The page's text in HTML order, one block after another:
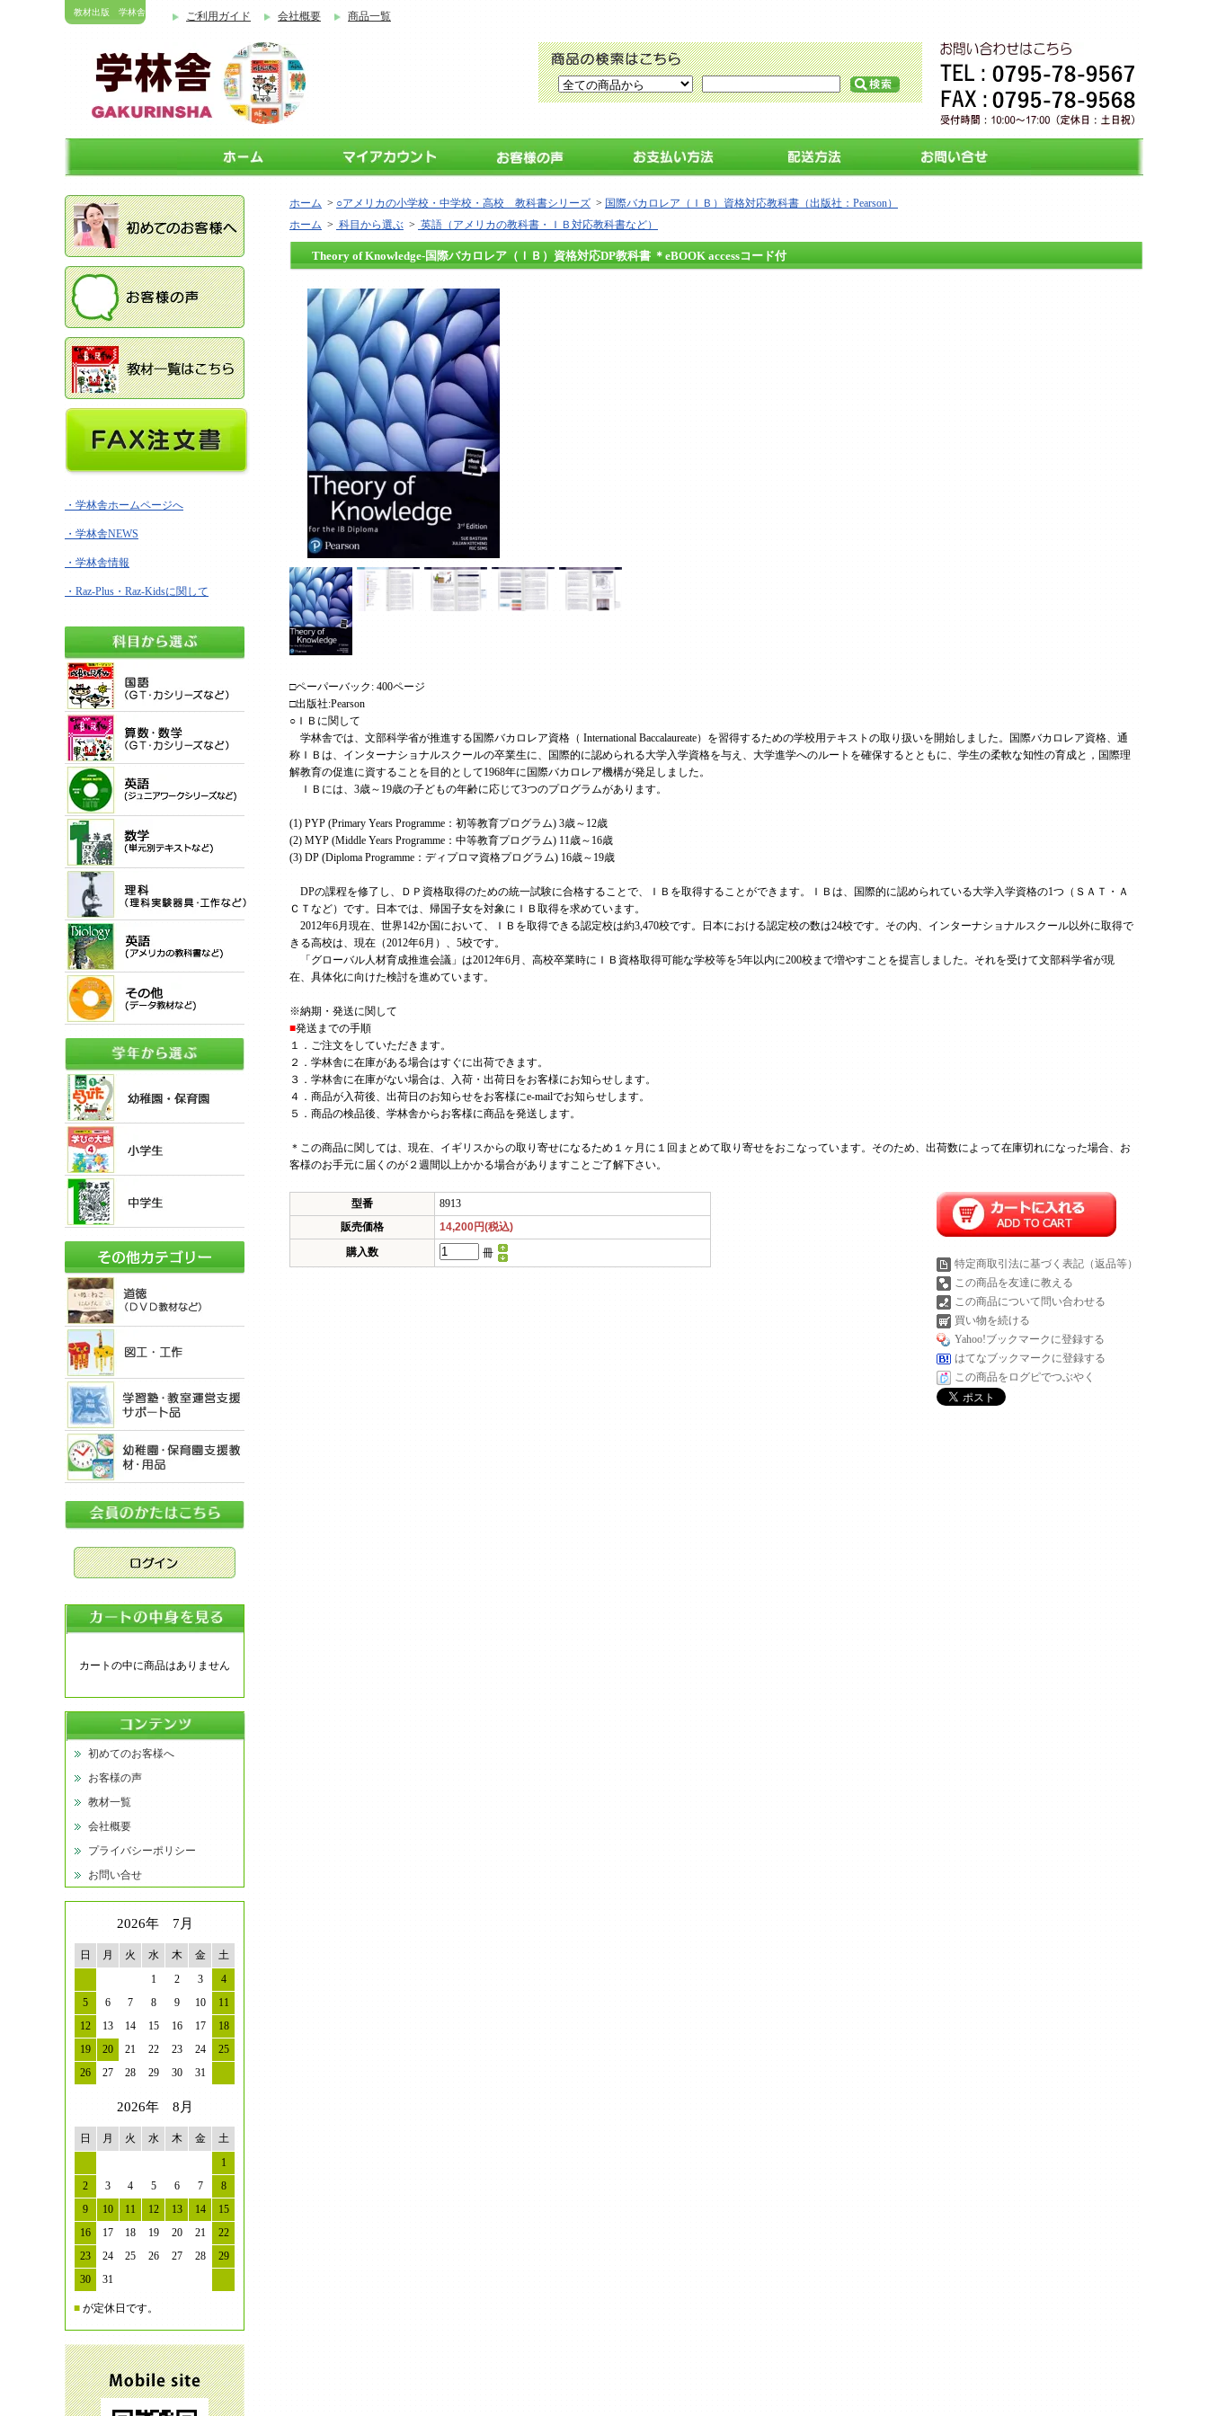
教材出版 学林舎 ご利用ガイド 会社概要 商品一覧
・学林舎ホームページへ
・学林舎NEWS
・学林舎情報
・Raz-Plus・Raz-Kidsに関して
カートの中に商品はありません
初めてのお客様へ
お客様の声
教材一覧
会社概要
プライバシーポリシー
お問い合せ
2026年 7月
日 月 火 水 木 金
土
1
2 3
4
5
6 7 8 9 10
11
12
13 14 15 16 17
18
19
20 21 22 23 24
25
26
27 28 29 30 31
2026年 8月
日 月 火 水 木 金
土
1
2
3 4 5 6 7
8
9
10 11 12 13 14
15
16
17 18 19 20 21
22
23
24 25 26 27 28
29
30
31
■ が定休日です。
ホーム > ○アメリカの小学校・中学校・高校 教科書シリーズ > 国際バカロレア（ＩＢ）資格対応教科書（出版社：Pearson）
ホーム > 科目から選ぶ > 英語（アメリカの教科書・ＩＢ対応教科書など）
Theory of Knowledge-国際バカロレア（ＩＢ）資格対応DP教科書 ＊eBOOK accessコード付
□ペーパーバック: 400ページ
□出版社:Pearson
○ＩＢに関して
学林舎では、文部科学省が推進する国際バカロレア資格（ International Baccalaureate）を習得するための学校用テキストの取り扱いを開始しました。国際バカロレア資格、通
称ＩＢは、インターナショナルスクールの卒業生に、国際的に認められる大学入学資格を与え、大学進学へのルートを確保するとともに、学生の柔軟な知性の育成と，国際理
解教育の促進に資することを目的として1968年に国際バカロレア機構が発足しました。
ＩＢには、3歳～19歳の子どもの年齢に応じて3つのプログラムがあります。
(1) PYP (Primary Years Programme：初等教育プログラム) 3歳～12歳
(2) MYP (Middle Years Programme：中等教育プログラム) 11歳～16歳
(3) DP (Diploma Programme：ディプロマ資格プログラム) 16歳～19歳
DPの課程を修了し、ＤＰ資格取得のための統一試験に合格することで、ＩＢを取得することができます。ＩＢは、国際的に認められている大学入学資格の1つ（ＳＡＴ・Ａ
ＣＴなど）です。日本では、帰国子女を対象にＩＢ取得を求めています。
2012年6月現在、世界142か国において、ＩＢを取得できる認定校は約3,470校です。日本における認定校の数は24校です。その内、インターナショナルスクール以外に取得で
きる高校は、現在（2012年6月）、5校です。
「グローバル人材育成推進会議」は2012年6月、高校卒業時にＩＢ資格取得可能な学校等を5年以内に200校まで増やすことを提言しました。それを受けて文部科学省が現
在、具体化に向けた検討を進めています。
※納期・発送に関して
■発送までの手順
１．ご注文をしていただきます。
２．学林舎に在庫がある場合はすぐに出荷できます。
３．学林舎に在庫がない場合は、入荷・出荷日をお客様にお知らせします。
４．商品が入荷後、出荷日のお知らせをお客様にe-mailでお知らせします。
５．商品の検品後、学林舎からお客様に商品を発送します。
＊この商品に関しては、現在、イギリスからの取り寄せになるため１ヶ月に１回まとめて取り寄せをおこなっています。そのため、出荷数によって在庫切れになった場合、お
客様のお手元に届くのが２週間以上かかる場合がありますことご了解下さい。
型番
8913
販売価格
14,200円(税込)
購入数
冊
特定商取引法に基づく表記（返品等）
この商品を友達に教える
この商品について問い合わせる
買い物を続ける
Yahoo!ブックマークに登録する
はてなブックマークに登録する
この商品をログピでつぶやく